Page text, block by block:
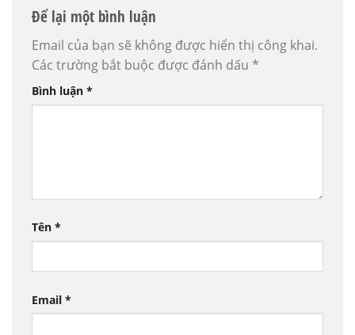
Để lại một bình luận
Email của bạn sẽ không được hiển thị công khai.
Các trường bắt buộc được đánh dấu *
Bình luận *
Tên *
Email *